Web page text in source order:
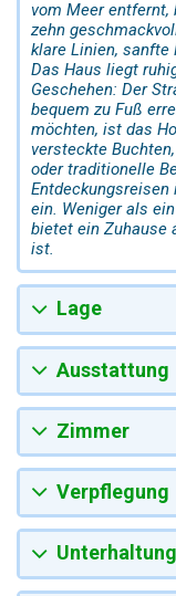
vom Meer
zehn
klare Linien, sanfte
Das Haus liegt
Geschehen: Der
bequem zu Fuß
möchten, ist das
versteckte
oder traditionelle
Entdeckungsreisen
ein. Weniger als
bietet ein Zuhause
ist.
Lage
Ausstattung
Zimmer
Verpflegung